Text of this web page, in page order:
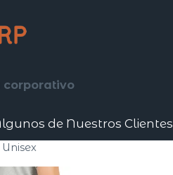
corporativo
de Nuestros Clientes